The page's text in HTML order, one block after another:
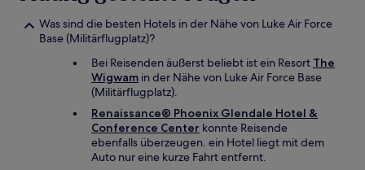
Was sind die besten Hotels in der Nähe von Luke Air Force
Base (Militärflugplatz)?
Bei Reisenden äußerst beliebt ist ein Resort The
Wigwam in der Nähe von Luke Air Force Base
(Militärflugplatz).
Renaissance® Phoenix Glendale Hotel &
Conference Center konnte Reisende
ebenfalls überzeugen. ein Hotel liegt mit dem
Auto nur eine kurze Fahrt entfernt.